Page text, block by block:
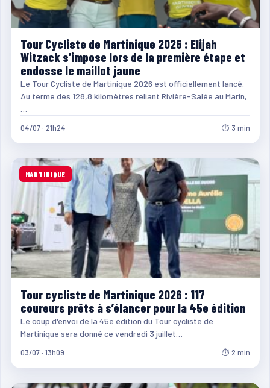
Tour Cycliste de Martinique 2026 : Elijah
Witzack s’impose lors de la première étape et
endosse le maillot jaune
Le Tour Cycliste de Martinique 2026 est officiellement lancé.
Au terme des 128,8 kilomètres reliant Rivière-Salée au Marin,
04/07 · 21h24 ⏱ 3 min
MARTINIQUE
Tour cycliste de Martinique 2026 : 117
coureurs prêts à s’élancer pour la 45e édition
Le coup d'envoi de la 45e édition du Tour cycliste de
Martinique sera donné ce vendredi 3 juillet…
03/07 · 13h09 ⏱ 2 min